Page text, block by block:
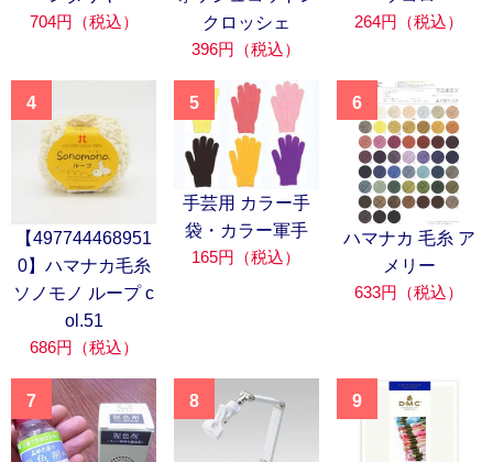
704円（税込）
クロッシェ
396円（税込）
264円（税込）
4
【497744468951
0】ハマナカ毛糸
ソノモノ ループ c
ol.51
686円（税込）
5
手芸用 カラー手
袋・カラー軍手
165円（税込）
6
ハマナカ 毛糸 ア
メリー
633円（税込）
7 8 9